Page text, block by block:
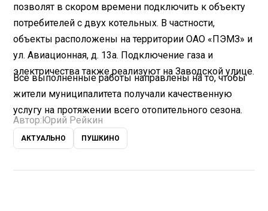
позволят в скором времени подключить к объекту
потребителей с двух котельных. В частности,
объекты расположены на территории ОАО «ПЭМЗ» и
ул. Авиационная, д. 13а. Подключение газа и
электричества также реализуют на Заводской улице.
Все выполненные работы направлены на то, чтобы
жители муниципалитета получали качественную
услугу на протяжении всего отопительного сезона.
Автор:Юрий Рейкин
АКТУАЛЬНО ПУШКИНО